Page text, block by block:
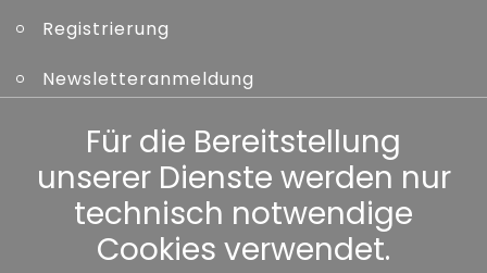
Registrierung
Newsletteranmeldung
Kennwort vergessen
Sonstiges
Für die Bereitstellung
unserer Dienste werden nur
technisch notwendige
Cookies verwendet.